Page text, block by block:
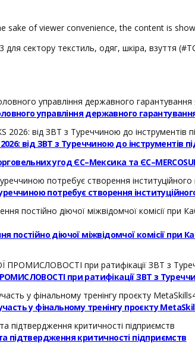
sake of viewer convenience, the content is
для сектору текстиль, одяг, шкіра, взуття
управління державного
від ЗВТ з Туреччиною до інструментів
угод ЄС–Мексика та
потребує створення
діючої міжвідомчої комісії при
при ратифікації ЗВТ з
у фінальному тренінгу проєкту
підтвердження критичності підприємств